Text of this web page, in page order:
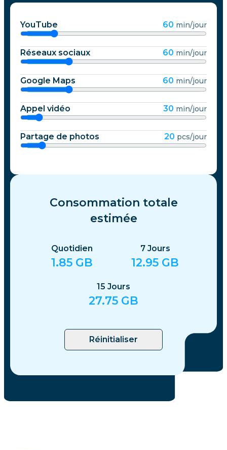
YouTube 60 min/jour
Réseaux sociaux 60 min/jour
Google Maps 60 min/jour
Appel vidéo 30 min/jour
Partage de photos 20 pcs/jour
Consommation totale
estimée
Quotidien
1.85 GB
7 Jours
12.95 GB
15 Jours
27.75 GB
Réinitialiser